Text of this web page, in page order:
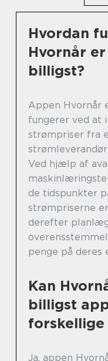
Hvordan
Hvornår
billigst?
Appen Hvornår
fungerer ved at
strømpriser fra
Ved hjælp af
de tidspunkter
strømpriserne
derefter
penge på deres
Kan
billigst
forskellige
Ja, appen